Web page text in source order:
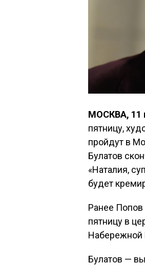
МОСКВА, 11
пятницу,
пройдут в
Булатов
«Наталия,
будет
Ранее Попов
пятницу в
Набережной
Булатов —